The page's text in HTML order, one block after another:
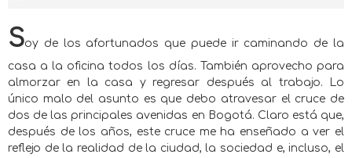
Soy de los afortunados que puede ir caminando de la
casa a la oficina todos los días. También aprovecho para
almorzar en la casa y regresar después al trabajo. Lo
único malo del asunto es que debo atravesar el cruce de
dos de las principales avenidas en Bogotá. Claro está que,
después de los años, este cruce me ha enseñado a ver el
reflejo de la realidad de la ciudad, la sociedad e, incluso, el